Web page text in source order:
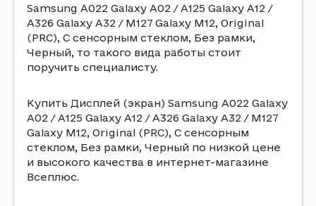
Samsung A022 Galaxy A02 / A125 Galaxy A12 /
A326 Galaxy A32 / M127 Galaxy M12, Original
(PRC), С сенсорным стеклом, Без рамки,
Черный, то такого вида работы стоит
поручить специалисту.
Купить Дисплей (экран) Samsung A022 Galaxy
A02 / A125 Galaxy A12 / A326 Galaxy A32 / M127
Galaxy M12, Original (PRC), С сенсорным
стеклом, Без рамки, Черный по низкой цене
и высокого качества в интернет-магазине
Всеплюс.